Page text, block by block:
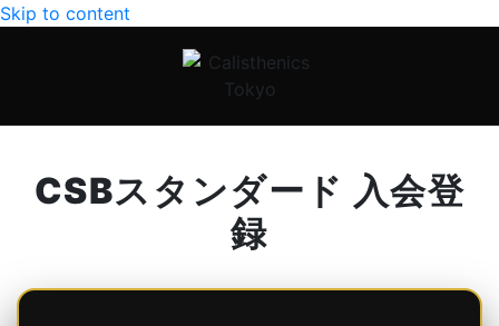
Skip to content
CSBスタンダード 入会登
録